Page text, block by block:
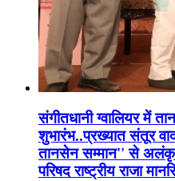
संगीतधानी ग्वालियर में
शुभारंभ..प्रख्यात संतूर
तानसेन सम्मान'' से
परिषद राष्ट्रीय राजा